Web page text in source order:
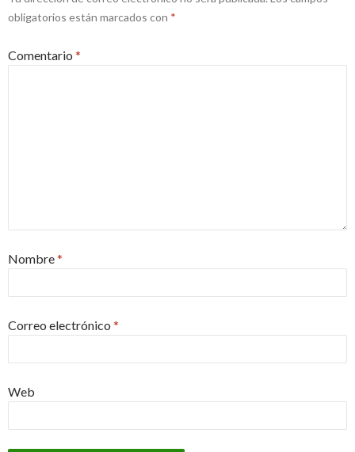
obligatorios están marcados con *
Comentario *
Nombre*
Correo electrónico *
Web